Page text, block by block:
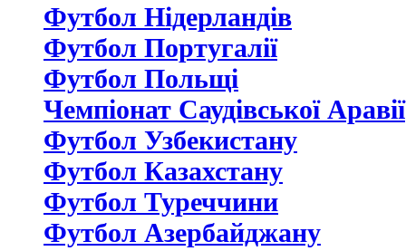
Футбол Нідерландiв
Футбол Португалії
Футбол Польщі
Чемпіонат Саудівської Аравії
Футбол Узбекистану
Футбол Казахстану
Футбол Туреччини
Футбол Азербайджану